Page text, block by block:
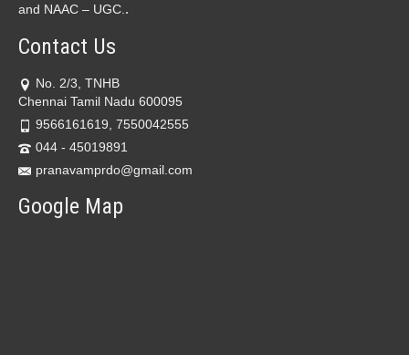
and NAAC – UGC..
Contact Us
No. 2/3, TNHB
Chennai Tamil Nadu 600095
9566161619, 7550042555
044 - 45019891
pranavamprdo@gmail.com
Google Map